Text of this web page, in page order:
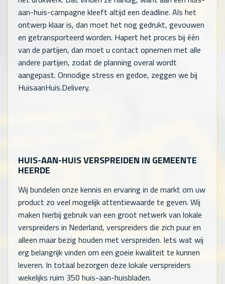
aan-huis-campagne kleeft altijd een deadline. Als het
ontwerp klaar is, dan moet het nog gedrukt, gevouwen
en getransporteerd worden. Hapert het proces bij één
van de partijen, dan moet u contact opnemen met alle
andere partijen, zodat de planning overal wordt
aangepast. Onnodige stress en gedoe, zeggen we bij
HuisaanHuis.Delivery.
HUIS-AAN-HUIS VERSPREIDEN IN GEMEENTE
HEERDE
Wij bundelen onze kennis en ervaring in de markt om uw
product zo veel mogelijk attentiewaarde te geven. Wij
maken hierbij gebruik van een groot netwerk van lokale
verspreiders in Nederland, verspreiders die zich puur en
alleen maar bezig houden met verspreiden. Iets wat wij
erg belangrijk vinden om een goeie kwaliteit te kunnen
leveren. In totaal bezorgen deze lokale verspreiders
wekelijks ruim 350 huis-aan-huisbladen.